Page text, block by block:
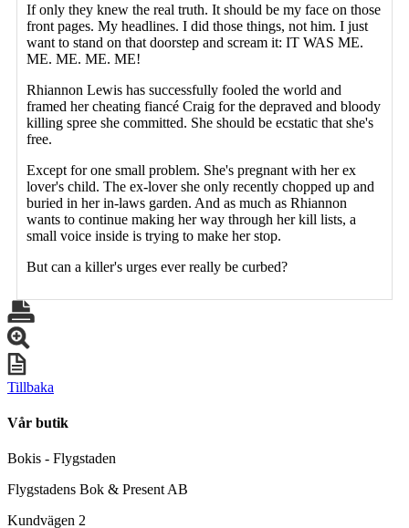
If only they knew the real truth. It should be my face on those
front pages. My headlines. I did those things, not him. I just
want to stand on that doorstep and scream it: IT WAS ME.
ME. ME. ME. ME!
Rhiannon Lewis has successfully fooled the world and
framed her cheating fiancé Craig for the depraved and bloody
killing spree she committed. She should be ecstatic that she's
free.
Except for one small problem. She's pregnant with her ex
lover's child. The ex-lover she only recently chopped up and
buried in her in-laws garden. And as much as Rhiannon
wants to continue making her way through her kill lists, a
small voice inside is trying to make her stop.
But can a killer's urges ever really be curbed?
Tillbaka
Vår butik
Bokis - Flygstaden
Flygstadens Bok & Present AB
Kundvägen 2